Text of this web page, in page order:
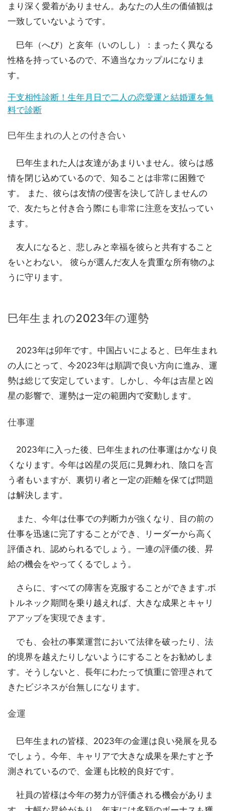
まり深く愛着がありません。あなたの人生の価値観は
一致していないようです。
巳年（へび）と亥年（いのしし）：まったく異なる
性格を持っているので、不適当なカップルになりま
す。
干支相性診断！生年月日で二人の恋愛運と結婚運を無
料で診断
巳年生まれの人との付き合い
巳年生まれた人は友達があまりいません。彼らは感
情を閉じ込めているので、知ることは非常に困難で
す。 また、彼らは友情の侵害を決して許しませんの
で、友たちと付き合う際にも非常に注意を支払ってい
ます。
友人になると、悲しみと幸福を彼らと共有すること
をいとわない。 彼らが選んだ友人を貴重な所有物のよ
うに守ります。
巳年生まれの2023年の運勢
2023年は卯年です。中国占いによると、巳年生まれ
の人にとって、今2023年は順調で良い方向に進み、運
勢は総じて安定しています。しかし、今年は吉星と凶
星の影響で、運勢は一定の範囲内で変動します。
仕事運
2023年に入った後、巳年生まれの仕事運はかなり良
くなります。今年は凶星の災厄に見舞われ、陰口を言
う者もいますが、裏切り者と一定の距離を保てば問題
は解決します。
また、今年は仕事での判断力が強くなり、目の前の
仕事を迅速に完了することができ、リーダーから高く
評価され、認められるでしょう。一連の評価の後、昇
給の機会をやってくるでしょう。
さらに、すべての障害を克服することができます.ボ
トルネック期間を乗り越えれば、大きな成果とキャリ
アアップを実現できます。
でも、会社の事業運営において法律を破ったり、法
的境界を越えたりしないようにすることをお勧めしま
す。そうしないと、長年にわたって慎重に管理されて
きたビジネスが台無しになります。
金運
巳年生まれの皆様、2023年の金運は良い発展を見る
でしょう。今年、キャリアで大きな成果を果たすと予
測されているので、金運も比較的良好です。
社員の皆様は今年の努力が評価される機会がありま